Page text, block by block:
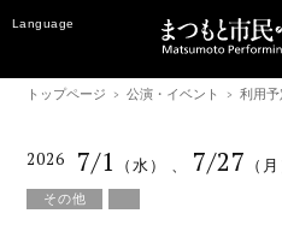
Language
トップページ 公演・イベント 利用予
2026 7/1 （水） 、 7/27 （月
その他